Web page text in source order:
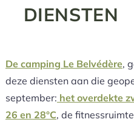
DIENSTEN
De camping Le Belvédère,
deze diensten aan die
september: het overdekte
26 en 28°C, de